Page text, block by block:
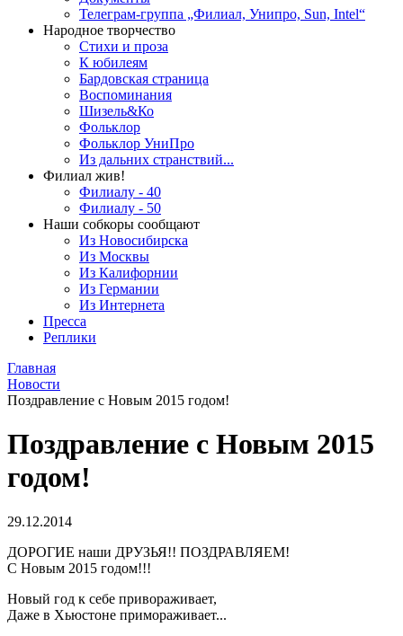
Телеграм-группа „Филиал, Унипро, Sun, Intel“
Народное творчество
Стихи и проза
К юбилеям
Бардовская страница
Воспоминания
Шизель&Ко
Фольклор
Фольклор УниПро
Из дальних странствий...
Филиал жив!
Филиалу - 40
Филиалу - 50
Наши собкоры сообщают
Из Новосибирска
Из Москвы
Из Калифорнии
Из Германии
Из Интернета
Пресса
Реплики
Главная
Новости
Поздравление с Новым 2015 годом!
Поздравление с Новым 2015
годом!
29.12.2014
ДОРОГИЕ наши ДРУЗЬЯ!! ПОЗДРАВЛЯЕМ!
С Новым 2015 годом!!!
Новый год к себе привораживает,
Даже в Хьюстоне примораживает...